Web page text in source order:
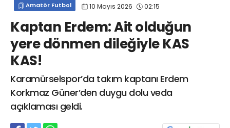
Amatör Futbol 10 Mayıs 2026 02:15
Kaptan Erdem: Ait olduğun
yere dönmen dileğiyle KAS
KAS!
Karamürselspor’da takım kaptanı Erdem
Korkmaz Güner’den duygu dolu veda
açıklaması geldi.
info@spor41.com